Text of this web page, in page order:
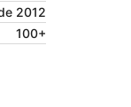
2012
100+